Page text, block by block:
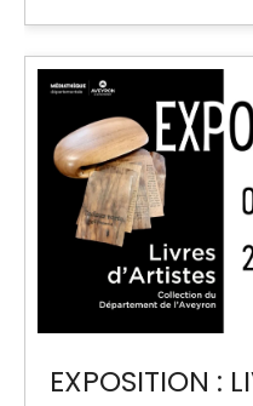
EXPOSITION :